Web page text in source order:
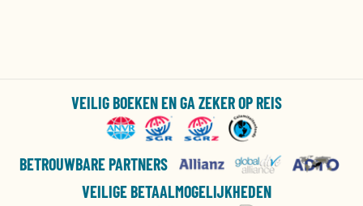
VEILIG BOEKEN EN GA ZEKER OP REIS
BETROUWBARE PARTNERS
VEILIGE BETAALMOGELIJKHEDEN